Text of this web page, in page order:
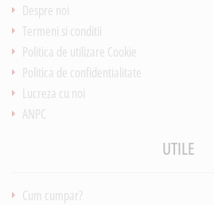
Despre noi
Termeni si conditii
Politica de utilizare Cookie
Politica de confidentialitate
Lucreza cu noi
ANPC
UTILE
Cum cumpar?